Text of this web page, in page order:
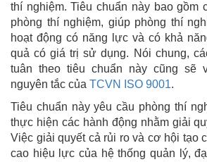
thí nghiệm. Tiêu chuẩn này bao gồm
phòng thí nghiệm, giúp phòng thí
hoạt động có năng lực và có khả
quả có giá trị sử dụng. Nói chung,
tuân theo tiêu chuẩn này cũng sẽ
nguyên tắc của TCVN ISO 9001.
Tiêu chuẩn này yêu cầu phòng thí
thực hiện các hành động nhằm giải
Việc giải quyết cả rủi ro và cơ hội tạo
cao hiệu lực của hệ thống quản lý,